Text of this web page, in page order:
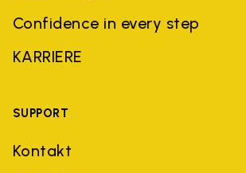
Confidence in every step
KARRIERE
SUPPORT
Kontakt